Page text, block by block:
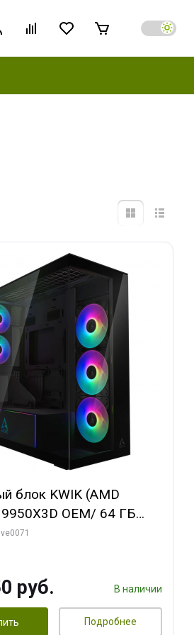
блок KWIK (AMD
9950X3D OEM/ 64 ГБ
GAMINGPRO
руб. В наличии
Подробнее